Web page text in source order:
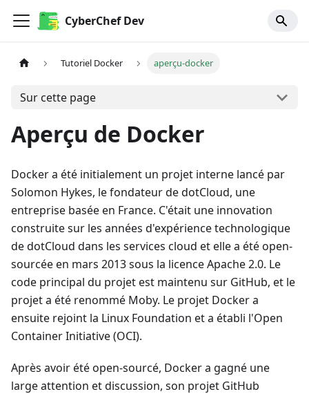
CyberChef Dev
Tutoriel Docker aperçu-docker
Sur cette page
Aperçu de Docker
Docker a été initialement un projet interne lancé par
Solomon Hykes, le fondateur de dotCloud, une
entreprise basée en France. C'était une innovation
construite sur les années d'expérience technologique
de dotCloud dans les services cloud et elle a été open-
sourcée en mars 2013 sous la licence Apache 2.0. Le
code principal du projet est maintenu sur GitHub, et le
projet a été renommé Moby. Le projet Docker a
ensuite rejoint la Linux Foundation et a établi l'Open
Container Initiative (OCI).
Après avoir été open-sourcé, Docker a gagné une
large attention et discussion, son projet GitHub